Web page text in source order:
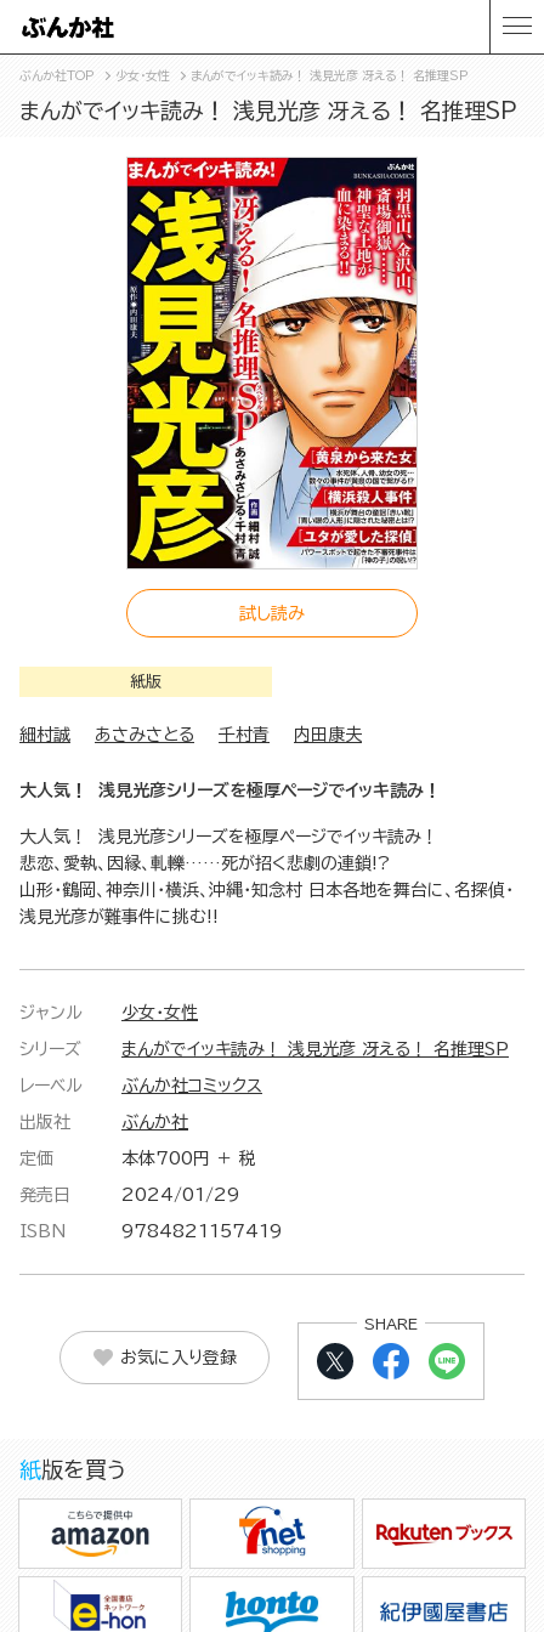
ぶんか社TOP 少女・女性 まんがでイッキ読み！ 浅見光彦 冴える！ 名推理SP
まんがでイッキ読み！ 浅見光彦 冴える！ 名推理SP
試し読み
紙版
細村誠 あさみさとる 千村青 内田康夫
大人気！ 浅見光彦シリーズを極厚ページでイッキ読み！
大人気！ 浅見光彦シリーズを極厚ページでイッキ読み！
悲恋、愛執、因縁、軋轢……死が招く悲劇の連鎖!?
山形・鶴岡、神奈川・横浜、沖縄・知念村 日本各地を舞台に、名探偵・
浅見光彦が難事件に挑む!!
ジャンル 少女・女性
シリーズ まんがでイッキ読み！ 浅見光彦 冴える！ 名推理SP
レーベル ぶんか社コミックス
出版社 ぶんか社
定価 本体700円 ＋ 税
発売日 2024/01/29
ISBN 9784821157419
お気に入り登録
SHARE
紙版を買う